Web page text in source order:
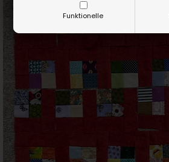
Funktionelle